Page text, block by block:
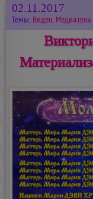
02.11.2017
Темы: Видео,